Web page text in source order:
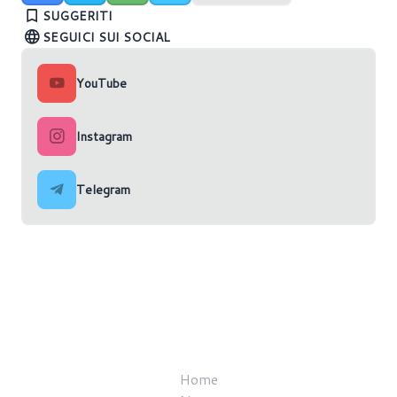
SUGGERITI
SEGUICI SUI SOCIAL
YouTube
Instagram
Telegram
Home